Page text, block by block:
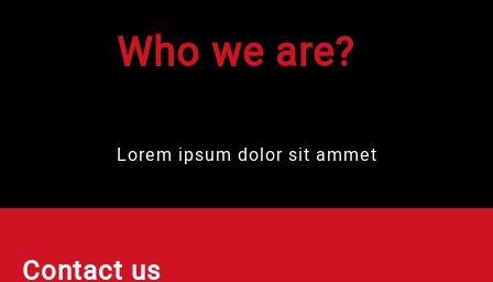
Who we are?
Lorem ipsum dolor sit ammet
Contact us